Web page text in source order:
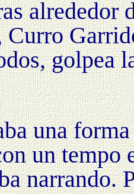
alrededor
Curro
golpea
una
un tempo
narrando.